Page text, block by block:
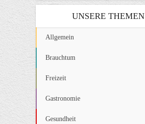
UNSERE THEMEN
Allgemein
Brauchtum
Freizeit
Gastronomie
Gesundheit